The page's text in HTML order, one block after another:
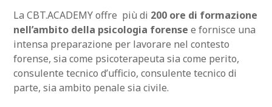
La CBT.ACADEMY offre più di 200 ore di formazione
nell’ambito della psicologia forensee fornisce una
intensa preparazione per lavorare nel contesto
forense, sia come psicoterapeuta sia come perito,
consulente tecnico d’ufficio, consulente tecnico di
parte, sia ambito penale sia civile.